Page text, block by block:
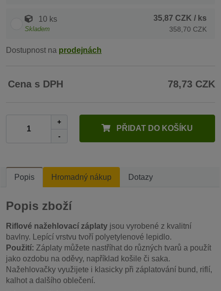
10 ks
Skladem
35,87 CZK / ks
358,70 CZK
Dostupnost na prodejnách
Cena s DPH 78,73 CZK
+
-
PŘIDAT DO KOŠÍKU
Popis Hromadný nákup Dotazy
Popis zboží
Riflové nažehlovací záplaty jsou vyrobené z kvalitní
bavlny. Lepící vrstvu tvoří polyetylenové lepidlo.
Použití: Záplaty můžete nastříhat do různých tvarů a použít
jako ozdobu na oděvy, například košile či saka.
Nažehlovačky využijete i klasicky při záplatování bund, riflí,
kalhot a dalšího oblečení.